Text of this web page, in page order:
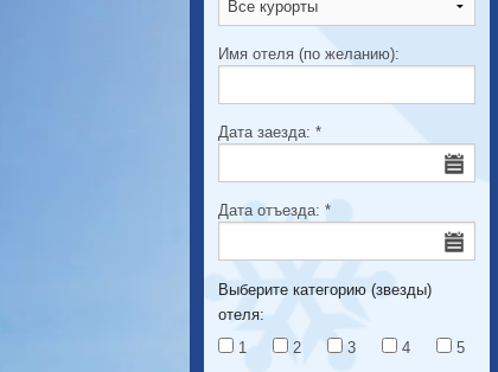
Имя отеля (по желанию):
Дата заезда: *
Дата отъезда: *
Выберите категорию (звезды)
отеля:
1
2 3 4 5